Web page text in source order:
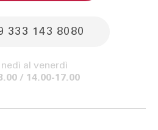
333 143 8080
al venerdì
/ 14.00-17.00